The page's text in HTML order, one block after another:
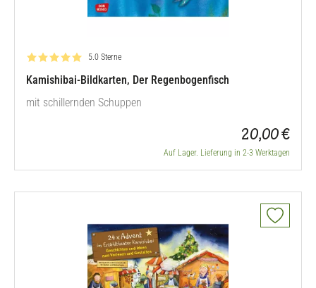
Bewertung: 5.0 von 5
5.0 Sterne
Kamishibai-Bildkarten, Der Regenbogenfisch
mit schillernden Schuppen
20,00 €
Auf Lager. Lieferung in 2-3 Werktagen